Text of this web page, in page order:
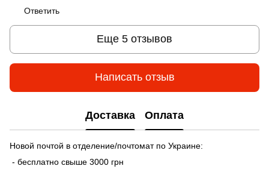
Ответить
Еще 5 отзывов
Написать отзыв
Доставка Оплата
Новой почтой в отделение/почтомат по Украине:
- бесплатно свыше 3000 грн